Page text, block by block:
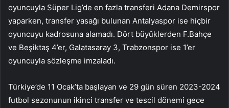
oyuncuyla Süper Lig’de en fazla transferi Adana Demirspor
yaparken, transfer yasağı bulunan Antalyaspor ise hiçbir
oyuncuyu kadrosuna alamadı. Dört büyüklerden F.Bahçe
ve Beşiktaş 4’er, Galatasaray 3, Trabzonspor ise 1’er
oyuncuyla sözleşme imzaladı.
Türkiye’de 11 Ocak’ta başlayan ve 29 gün süren 2023-2024
futbol sezonunun ikinci transfer ve tescil dönemi gece